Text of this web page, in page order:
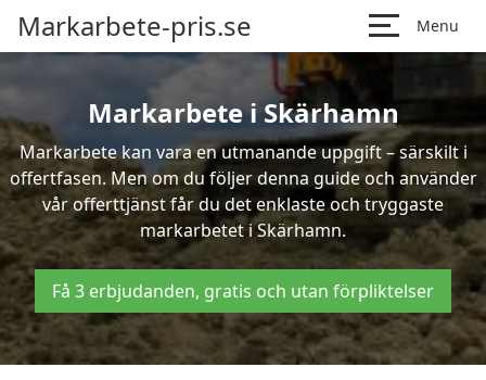
Markarbete-pris.se Menu
Markarbete i Skärhamn
Markarbete kan vara en utmanande uppgift – särskilt i
offertfasen. Men om du följer denna guide och använder
vår offerttjänst får du det enklaste och tryggaste
markarbetet i Skärhamn.
Få 3 erbjudanden, gratis och utan förpliktelser